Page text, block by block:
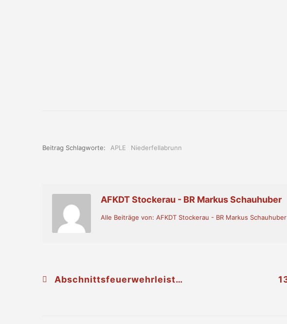
Beitrag Schlagworte: APLE Niederfellabrunn
AFKDT Stockerau - BR Markus Schauhuber
Alle Beiträge von: AFKDT Stockerau - BR Markus Schauhuber
Abschnittsfeuerwehrleistungsbewerbe in Stetteldorf/Wagram